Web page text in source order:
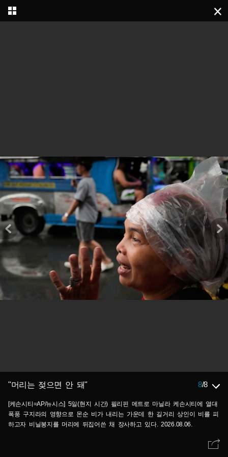
"머리는 젖으면 안 돼" 8/8
[케손시티=AP/뉴시스] 5일(현지 시간) 필리핀 메트로 마닐라 케손시티에 열대
폭풍 구지라의 영향으로 몬순 비가 내리는 가운데 한 길거리 상인이 비를 피
하고자 비닐봉지를 머리에 뒤집어쓴 채 장사하고 있다. 2026.08.06.